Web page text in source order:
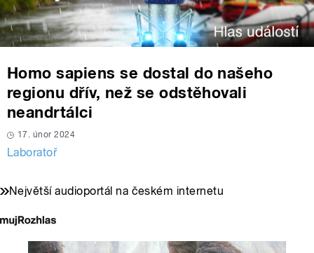
Homo sapiens se dostal do našeho
regionu dřív, než se odstěhovali
neandrtálci
17. únor 2024
Laboratoř
Největší audioportál na českém internetu